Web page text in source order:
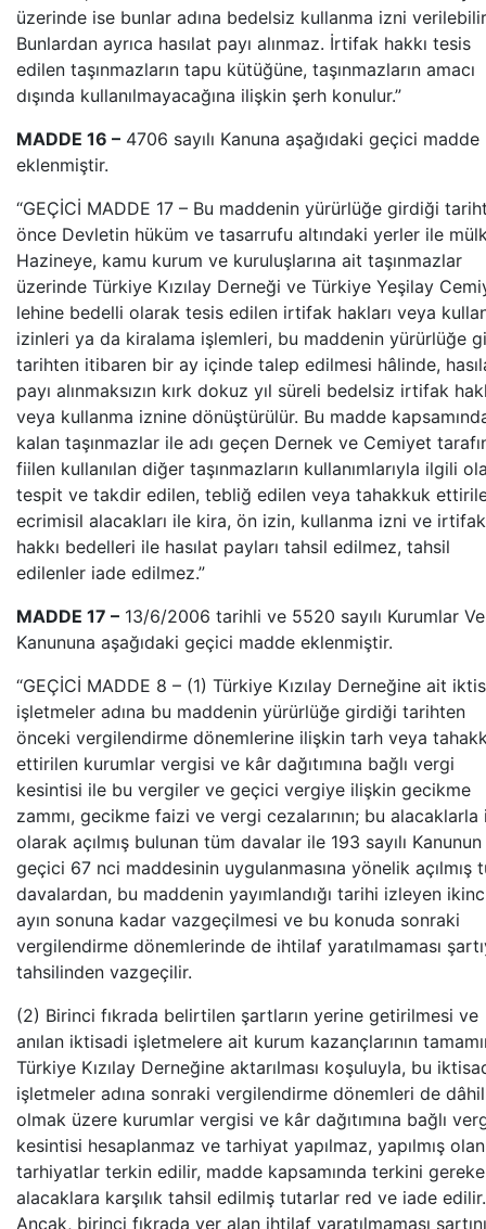
üzerinde ise bunlar adına bedelsiz kullanma izni
Bunlardan ayrıca hasılat payı alınmaz. İrtifak hakkı tesis
edilen taşınmazların tapu kütüğüne, taşınmazların amacı
dışında kullanılmayacağına ilişkin şerh konulur.”
MADDE 16 – 4706 sayılı Kanuna aşağıdaki geçici madde
eklenmiştir.
“GEÇİCİ MADDE 17 – Bu maddenin yürürlüğe girdiği
önce Devletin hüküm ve tasarrufu altındaki yerler ile
Hazineye, kamu kurum ve kuruluşlarına ait taşınmazlar
üzerinde Türkiye Kızılay Derneği ve Türkiye Yeşilay
lehine bedelli olarak tesis edilen irtifak hakları veya
izinleri ya da kiralama işlemleri, bu maddenin yürürlüğe
tarihten itibaren bir ay içinde talep edilmesi hâlinde,
payı alınmaksızın kırk dokuz yıl süreli bedelsiz irtifak
veya kullanma iznine dönüştürülür. Bu madde
kalan taşınmazlar ile adı geçen Dernek ve Cemiyet
fiilen kullanılan diğer taşınmazların kullanımlarıyla ilgili
tespit ve takdir edilen, tebliğ edilen veya tahakkuk
ecrimisil alacakları ile kira, ön izin, kullanma izni ve irtifak
hakkı bedelleri ile hasılat payları tahsil edilmez, tahsil
edilenler iade edilmez.”
MADDE 17 – 13/6/2006 tarihli ve 5520 sayılı Kurumlar
Kanununa aşağıdaki geçici madde eklenmiştir.
“GEÇİCİ MADDE 8 – (1) Türkiye Kızılay Derneğine ait
işletmeler adına bu maddenin yürürlüğe girdiği tarihten
önceki vergilendirme dönemlerine ilişkin tarh veya
ettirilen kurumlar vergisi ve kâr dağıtımına bağlı vergi
kesintisi ile bu vergiler ve geçici vergiye ilişkin gecikme
zammı, gecikme faizi ve vergi cezalarının; bu alacaklarla
olarak açılmış bulunan tüm davalar ile 193 sayılı Kanunun
geçici 67 nci maddesinin uygulanmasına yönelik açılmış
davalardan, bu maddenin yayımlandığı tarihi izleyen
ayın sonuna kadar vazgeçilmesi ve bu konuda sonraki
vergilendirme dönemlerinde de ihtilaf yaratılmaması
tahsilinden vazgeçilir.
(2) Birinci fıkrada belirtilen şartların yerine getirilmesi ve
anılan iktisadi işletmelere ait kurum kazançlarının
Türkiye Kızılay Derneğine aktarılması koşuluyla, bu
işletmeler adına sonraki vergilendirme dönemleri de dâhil
olmak üzere kurumlar vergisi ve kâr dağıtımına bağlı
kesintisi hesaplanmaz ve tarhiyat yapılmaz, yapılmış olan
tarhiyatlar terkin edilir, madde kapsamında terkini
alacaklara karşılık tahsil edilmiş tutarlar red ve iade edilir.
Ancak, birinci fıkrada yer alan ihtilaf yaratılmaması